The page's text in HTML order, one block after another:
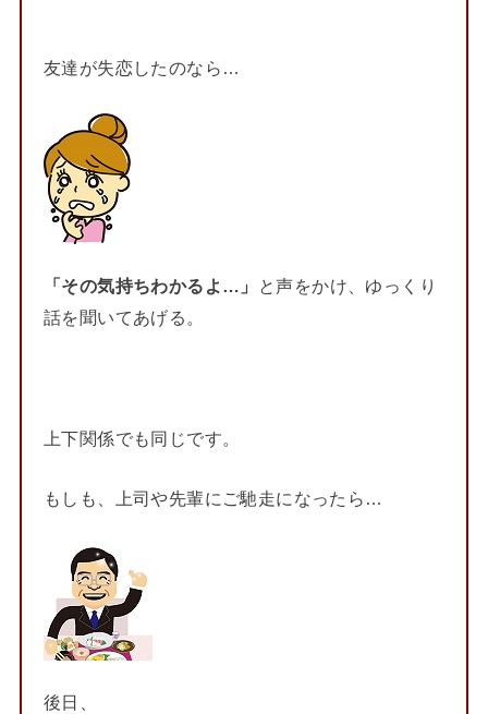
友達が失恋したのなら…
「その気持ちわかるよ…」
と声をかけ、ゆっくり
話を聞いてあげる。
上下関係でも同じです。
もしも、上司や先輩にご馳走になったら…
後日、